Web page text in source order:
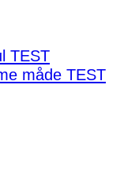
TEST
måde TEST